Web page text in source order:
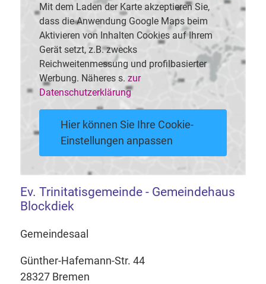
Mit dem Laden der Karte akzeptieren Sie,
dass die Anwendung Google Maps beim
Aktivieren von Inhalten Cookies auf Ihrem
Gerät setzt, z.B. zwecks
Reichweitenmessung und profilbasierter
Werbung. Näheres s. zur
Datenschutzerklärung
Hier können Sie Ihre Cookie-
Einstellungen anpassen
Ev. Trinitatisgemeinde - Gemeindehaus
Blockdiek
Gemeindesaal
Günther-Hafemann-Str. 44
28327 Bremen